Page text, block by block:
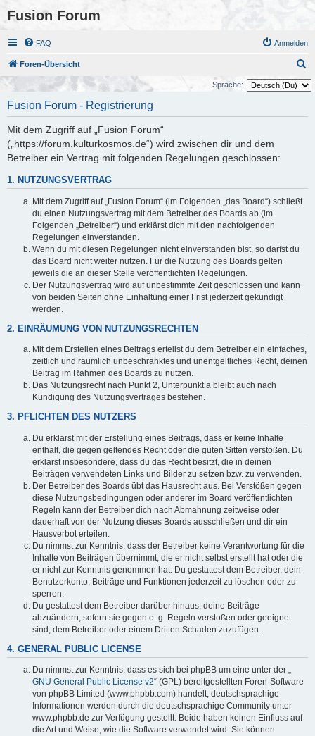
Fusion Forum
FAQ Anmelden
Foren-Übersicht
u
Sprache:
Fusion Forum - Registrierung
Mit dem Zugriff auf „Fusion Forum“
(„https://forum.kulturkosmos.de“) wird zwischen dir und dem
Betreiber ein Vertrag mit folgenden Regelungen geschlossen:
1. NUTZUNGSVERTRAG
Mit dem Zugriff auf „Fusion Forum“ (im Folgenden „das Board“) schließt
du einen Nutzungsvertrag mit dem Betreiber des Boards ab (im
Folgenden „Betreiber“) und erklärst dich mit den nachfolgenden
Regelungen einverstanden.
Wenn du mit diesen Regelungen nicht einverstanden bist, so darfst du
das Board nicht weiter nutzen. Für die Nutzung des Boards gelten
jeweils die an dieser Stelle veröffentlichten Regelungen.
Der Nutzungsvertrag wird auf unbestimmte Zeit geschlossen und kann
von beiden Seiten ohne Einhaltung einer Frist jederzeit gekündigt
werden.
2. EINRÄUMUNG VON NUTZUNGSRECHTEN
Mit dem Erstellen eines Beitrags erteilst du dem Betreiber ein einfaches,
zeitlich und räumlich unbeschränktes und unentgeltliches Recht, deinen
Beitrag im Rahmen des Boards zu nutzen.
Das Nutzungsrecht nach Punkt 2, Unterpunkt a bleibt auch nach
Kündigung des Nutzungsvertrages bestehen.
3. PFLICHTEN DES NUTZERS
Du erklärst mit der Erstellung eines Beitrags, dass er keine Inhalte
enthält, die gegen geltendes Recht oder die guten Sitten verstoßen. Du
erklärst insbesondere, dass du das Recht besitzt, die in deinen
Beiträgen verwendeten Links und Bilder zu setzen bzw. zu verwenden.
Der Betreiber des Boards übt das Hausrecht aus. Bei Verstößen gegen
diese Nutzungsbedingungen oder anderer im Board veröffentlichten
Regeln kann der Betreiber dich nach Abmahnung zeitweise oder
dauerhaft von der Nutzung dieses Boards ausschließen und dir ein
Hausverbot erteilen.
Du nimmst zur Kenntnis, dass der Betreiber keine Verantwortung für die
Inhalte von Beiträgen übernimmt, die er nicht selbst erstellt hat oder die
er nicht zur Kenntnis genommen hat. Du gestattest dem Betreiber, dein
Benutzerkonto, Beiträge und Funktionen jederzeit zu löschen oder zu
sperren.
Du gestattest dem Betreiber darüber hinaus, deine Beiträge
abzuändern, sofern sie gegen o. g. Regeln verstoßen oder geeignet
sind, dem Betreiber oder einem Dritten Schaden zuzufügen.
4. GENERAL PUBLIC LICENSE
Du nimmst zur Kenntnis, dass es sich bei phpBB um eine unter der „
GNU General Public License v2“ (GPL) bereitgestellten Foren-Software
von phpBB Limited (www.phpbb.com) handelt; deutschsprachige
Informationen werden durch die deutschsprachige Community unter
www.phpbb.de zur Verfügung gestellt. Beide haben keinen Einfluss auf
die Art und Weise, wie die Software verwendet wird. Sie können